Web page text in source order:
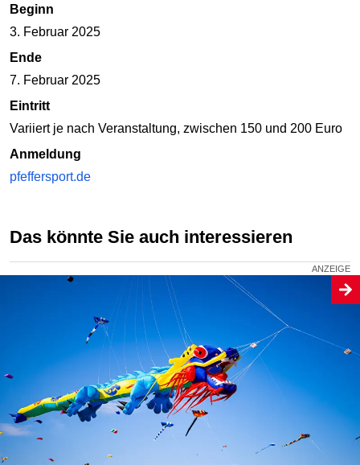
Beginn
3. Februar 2025
Ende
7. Februar 2025
Eintritt
Variiert je nach Veranstaltung, zwischen 150 und 200 Euro
Anmeldung
pfeffersport.de
Das könnte Sie auch interessieren